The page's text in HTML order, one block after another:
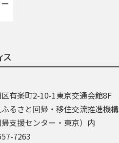
ス
有楽町2-10-1東京交通会館8F
るさと回帰・移住交流推進機構
帰支援センター・東京）内
7263